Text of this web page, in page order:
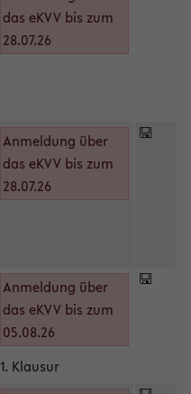
das eKVV bis zum
28.07.26
Anmeldung über
das eKVV bis zum
28.07.26
Anmeldung über
das eKVV bis zum
05.08.26
1. Klausur